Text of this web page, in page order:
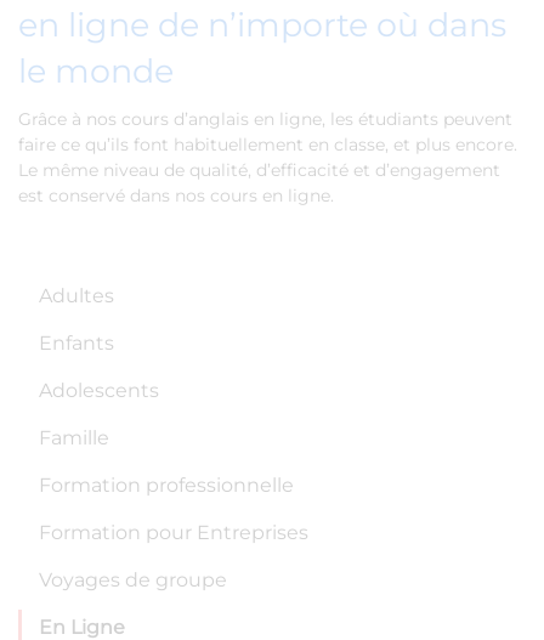
en ligne de n’importe où dans
le monde
Grâce à nos cours d’anglais en ligne, les étudiants peuvent
faire ce qu’ils font habituellement en classe, et plus encore.
Le même niveau de qualité, d’efficacité et d’engagement
est conservé dans nos cours en ligne.
Adultes
Enfants
Adolescents
Famille
Formation professionnelle
Formation pour Entreprises
Voyages de groupe
En Ligne